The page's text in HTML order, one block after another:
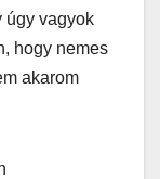
úgy vagyok
hogy nemes
akarom